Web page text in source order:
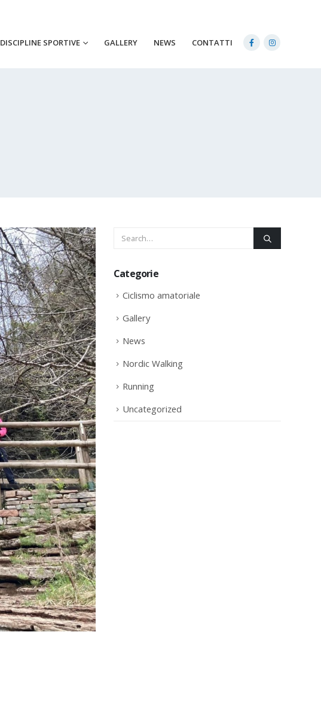
DISCIPLINE SPORTIVE GALLERY NEWS CONTATTI
Categorie
Ciclismo amatoriale
Gallery
News
Nordic Walking
Running
Uncategorized